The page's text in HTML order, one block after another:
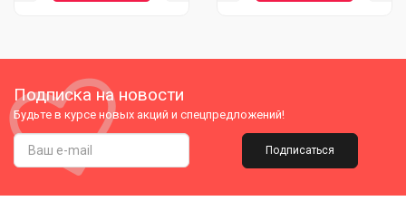
Подписка на новости
Будьте в курсе новых акций и спецпредложений!
Подписаться